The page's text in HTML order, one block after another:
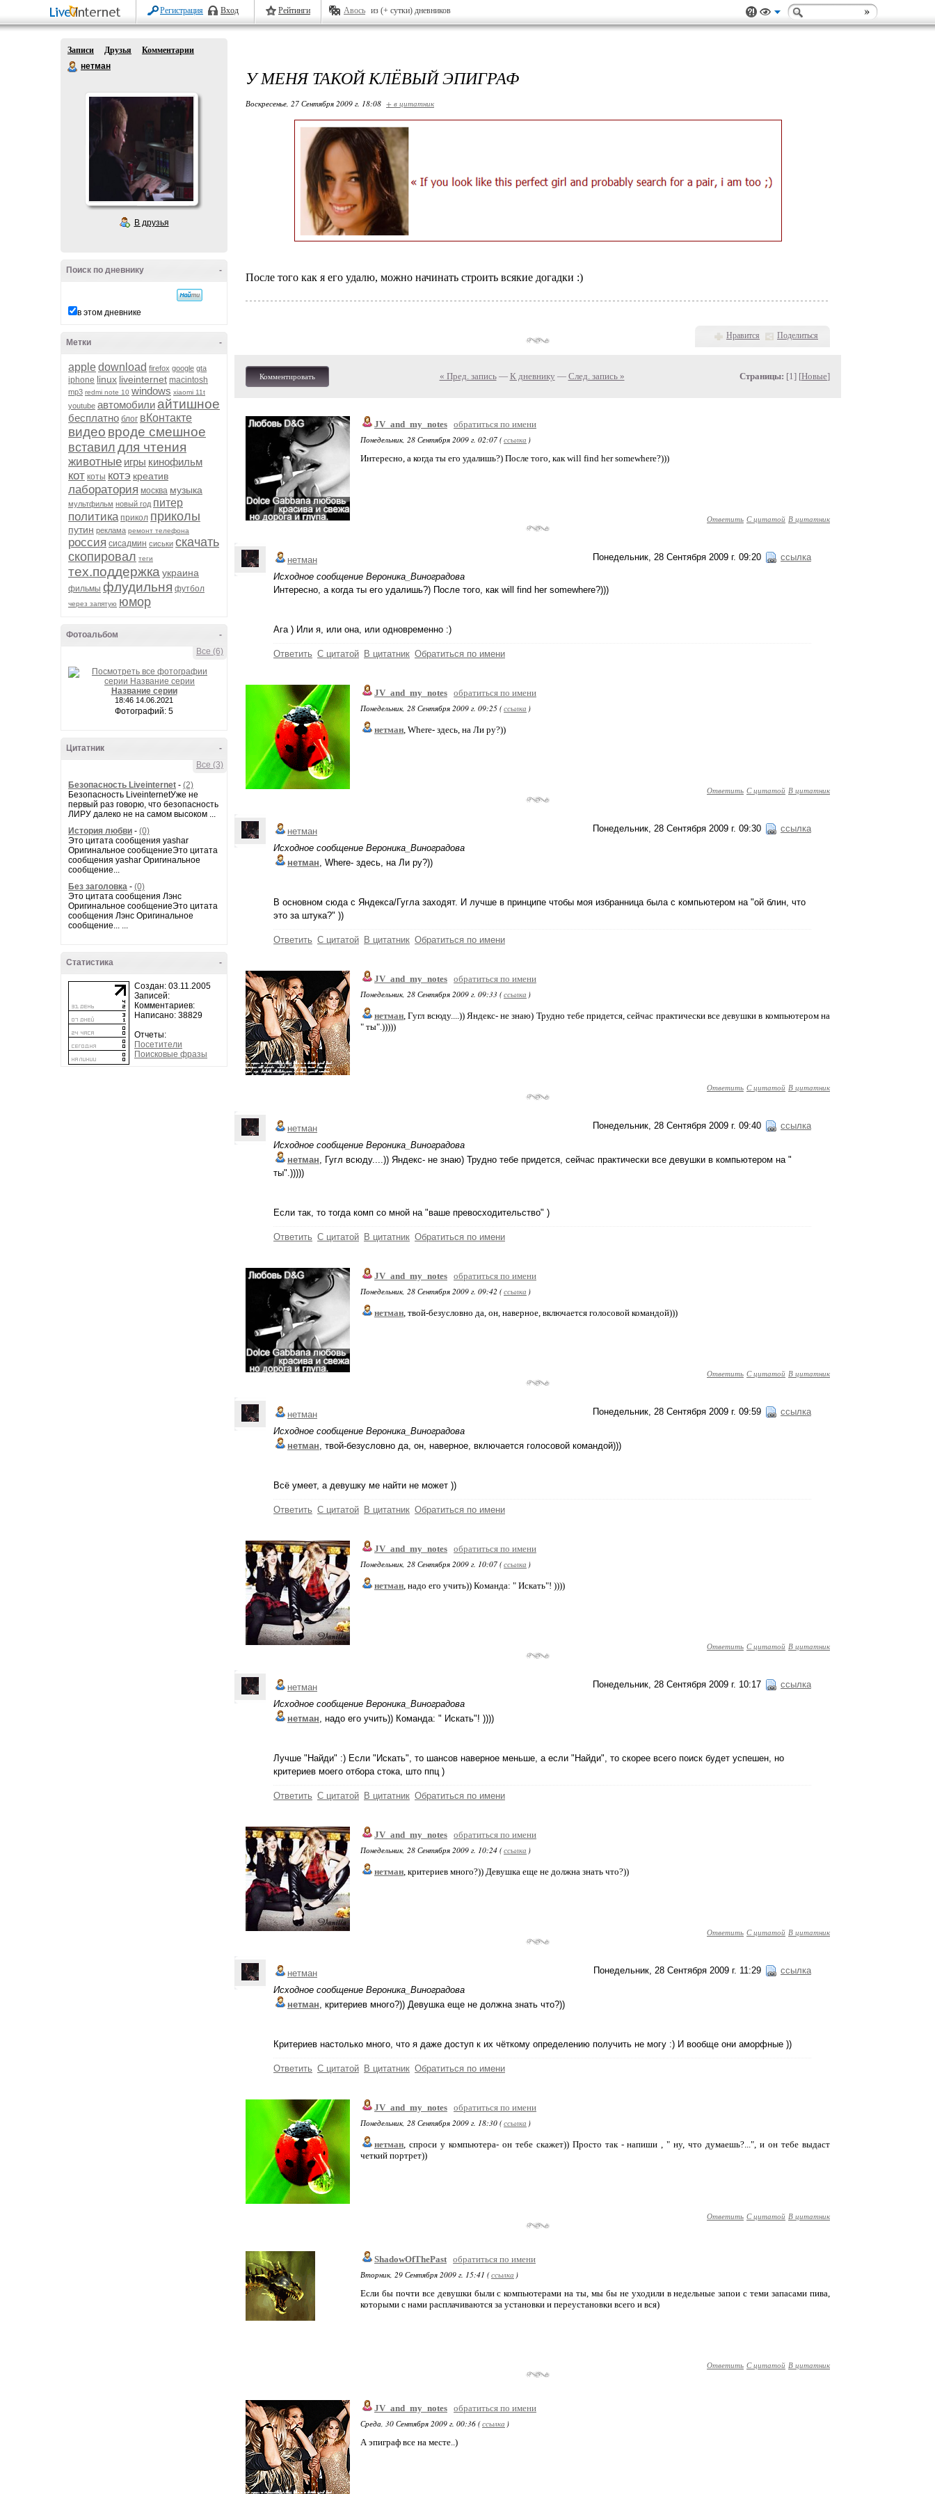
Регистрация Вход Рейтинги Авось из (+ сутки) дневников
Записи Друзья
Комментарии
нетман
В друзья
-
Поиск по дневнику
в этом дневнике
-
Метки
appledownload firefox google gta
iphone linux liveinternet macintosh
mp3 redmi note 10 windows xiaomi 11t
youtube автомобили айтишное
бесплатно блог вКонтакте
видео вроде смешное
вставил для чтения
животные игры кинофильм
кот коты котэ креатив
лаборатория москва музыка
мультфильм новый год питер
политика прикол приколы
путин реклама ремонт телефона
россия сисадмин сиськи скачать
скопировал теги
тех.поддержка украина
фильмы флудильня футбол
через запятую юмор
-
Фотоальбом
Все (6)
Название серии
18:46 14.06.2021
Фотографий: 5
-
Цитатник
Все (3)
Безопасность Liveinternet - (2)
Безопасность LiveinternetУже не
первый раз говорю, что безопасность
ЛИРУ далеко не на самом высоком ...
История любви - (0)
Это цитата сообщения yashar
Оригинальное сообщениеЭто цитата
сообщения yashar Оригинальное
сообщение...
Без заголовка - (0)
Это цитата сообщения Лэнс
Оригинальное сообщениеЭто цитата
сообщения Лэнс Оригинальное
сообщение... ...
-
Статистика
Создан: 03.11.2005
Записей:
Комментариев:
Написано: 38829
Отчеты:
Посетители
Поисковые фразы
У МЕНЯ ТАКОЙ КЛЁВЫЙ ЭПИГРАФ
Воскресенье, 27 Сентября 2009 г. 18:08 + в цитатник
После того как я его удалю, можно начинать строить всякие догадки :)
Нравится Поделиться
Комментировать « Пред. запись— К дневнику — След. запись » Страницы: [1] [Новые]
JV_and_my_notes обратиться по имени
Понедельник, 28 Сентября 2009 г. 02:07 (ссылка )
Интересно, а когда ты его удалишь?) После того, как will find her somewhere?)))
Ответить С цитатой В цитатник
Понедельник, 28 Сентября 2009 г. 09:20 ссылка
нетман
Исходное сообщение Вероника_Виноградова
Интересно, а когда ты его удалишь?) После того, как will find her somewhere?)))
Ага ) Или я, или она, или одновременно :)
Ответить С цитатой В цитатник Обратиться по имени
JV_and_my_notes обратиться по имени
Понедельник, 28 Сентября 2009 г. 09:25 (ссылка )
нетман, Where- здесь, на Ли ру?))
Ответить С цитатой В цитатник
Понедельник, 28 Сентября 2009 г. 09:30 ссылка
нетман
Исходное сообщение Вероника_Виноградова
нетман, Where- здесь, на Ли ру?))
В основном сюда с Яндекса/Гугла заходят. И лучше в принципе чтобы моя избранница была с компьютером на "ой блин, что
это за штука?" ))
Ответить С цитатой В цитатник Обратиться по имени
JV_and_my_notes обратиться по имени
Понедельник, 28 Сентября 2009 г. 09:33 (ссылка )
нетман, Гугл всюду....)) Яндекс- не знаю) Трудно тебе придется, сейчас практически все девушки в компьютером на
" ты".)))))
Ответить С цитатой В цитатник
Понедельник, 28 Сентября 2009 г. 09:40 ссылка
нетман
Исходное сообщение Вероника_Виноградова
нетман, Гугл всюду....)) Яндекс- не знаю) Трудно тебе придется, сейчас практически все девушки в компьютером на "
ты".)))))
Если так, то тогда комп со мной на "ваше превосходительство" )
Ответить С цитатой В цитатник Обратиться по имени
JV_and_my_notes обратиться по имени
Понедельник, 28 Сентября 2009 г. 09:42 (ссылка )
нетман, твой-безусловно да, он, наверное, включается голосовой командой)))
Ответить С цитатой В цитатник
Понедельник, 28 Сентября 2009 г. 09:59 ссылка
нетман
Исходное сообщение Вероника_Виноградова
нетман, твой-безусловно да, он, наверное, включается голосовой командой)))
Всё умеет, а девушку ме найти не может ))
Ответить С цитатой В цитатник Обратиться по имени
JV_and_my_notes обратиться по имени
Понедельник, 28 Сентября 2009 г. 10:07 (ссылка )
нетман, надо его учить)) Команда: " Искать"! ))))
Ответить С цитатой В цитатник
Понедельник, 28 Сентября 2009 г. 10:17 ссылка
нетман
Исходное сообщение Вероника_Виноградова
нетман, надо его учить)) Команда: " Искать"! ))))
Лучше "Найди" :) Если "Искать", то шансов наверное меньше, а если "Найди", то скорее всего поиск будет успешен, но
критериев моего отбора стока, што ппц )
Ответить С цитатой В цитатник Обратиться по имени
JV_and_my_notes обратиться по имени
Понедельник, 28 Сентября 2009 г. 10:24 (ссылка )
нетман, критериев много?)) Девушка еще не должна знать что?))
Ответить С цитатой В цитатник
Понедельник, 28 Сентября 2009 г. 11:29 ссылка
нетман
Исходное сообщение Вероника_Виноградова
нетман, критериев много?)) Девушка еще не должна знать что?))
Критериев настолько много, что я даже доступ к их чёткому определению получить не могу :) И вообще они аморфные ))
Ответить С цитатой В цитатник Обратиться по имени
JV_and_my_notes обратиться по имени
Понедельник, 28 Сентября 2009 г. 18:30 (ссылка )
нетман, спроси у компьютера- он тебе скажет)) Просто так - напиши , " ну, что думаешь?...", и он тебе выдаст
четкий портрет))
Ответить С цитатой В цитатник
ShadowOfThePast обратиться по имени
Вторник, 29 Сентября 2009 г. 15:41 (ссылка )
Если бы почти все девушки были с компьютерами на ты, мы бы не уходили в недельные запои с теми запасами пива,
которыми с нами расплачиваются за установки и переустановки всего и вся)
Ответить С цитатой В цитатник
JV_and_my_notes обратиться по имени
Среда, 30 Сентября 2009 г. 00:36 (ссылка )
А эпиграф все на месте..)